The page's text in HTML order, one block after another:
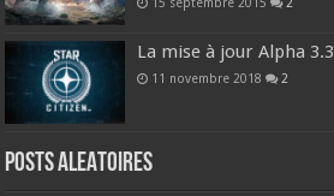
La mise à jour Alpha 3.3
11 novembre 2018 2
Posts ALEATOIRES